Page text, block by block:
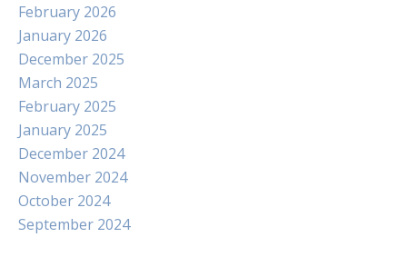
February 2026
January 2026
December 2025
March 2025
February 2025
January 2025
December 2024
November 2024
October 2024
September 2024